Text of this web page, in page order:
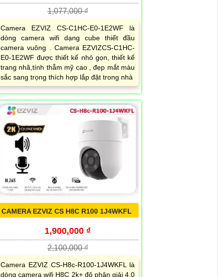
1,077,000 ₫
Camera EZVIZ CS-C1HC-E0-1E2WF là
dòng camera wifi dạng cube thiết đầu
camera vuông . Camera EZVIZCS-C1HC-
E0-1E2WF được thiết kế nhỏ gọn, thiết kế
trang nhã,tính thẫm mỹ cao , đẹp mắt màu
sắc sang trọng thích hợp lắp đặt trong nhà
CAMERA EZVIZ CS H8C R100 1J4WKFL
1,900,000 ₫
2,100,000 ₫
Camera EZVIZ CS-H8c-R100-1J4WKFL là
dòng camera wifi H8C 2k+ độ phân giải 4.0